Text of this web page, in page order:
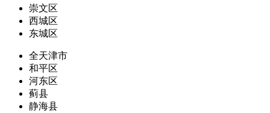
崇文区
西城区
东城区
全天津市
和平区
河东区
蓟县
静海县